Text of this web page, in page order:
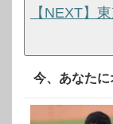
【NEXT】
今、あなたに